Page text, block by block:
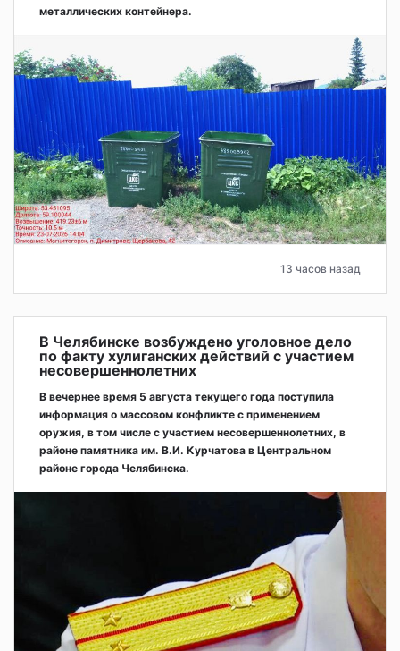
металлических контейнера.
13 часов назад
В Челябинске возбуждено уголовное дело
по факту хулиганских действий с участием
несовершеннолетних
В вечернее время 5 августа текущего года поступила
информация о массовом конфликте с применением
оружия, в том числе с участием несовершеннолетних, в
районе памятника им. В.И. Курчатова в Центральном
районе города Челябинска.